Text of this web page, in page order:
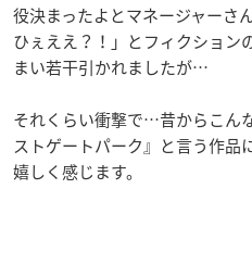
役決まったよとマネージャーさ
ひぇええ？！」とフィクション
まい若干引かれましたが…
それくらい衝撃で…昔からこん
ストゲートパーク』と言う作品
嬉しく感じます。